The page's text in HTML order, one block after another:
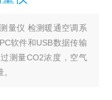
量仪 检测暖通空调系
软件和USB数据传输
测量CO2浓度，空气